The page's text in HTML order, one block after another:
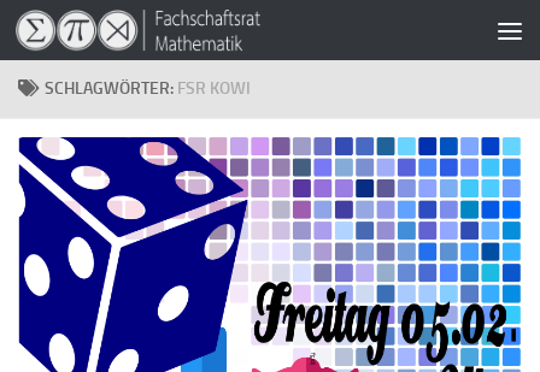
Zum Inhalt springen
SCHLAGWÖRTER: FSR KOWI